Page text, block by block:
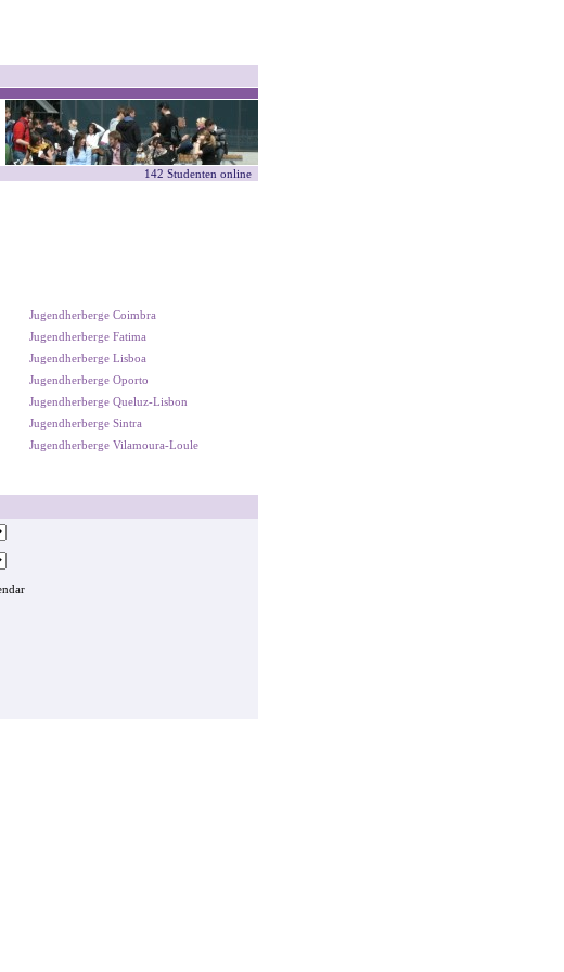
142 Studenten online
Jugendherberge Coimbra
Jugendherberge Fatima
Jugendherberge Lisboa
Jugendherberge Oporto
Jugendherberge Queluz-Lisbon
Jugendherberge Sintra
Jugendherberge Vilamoura-Loule